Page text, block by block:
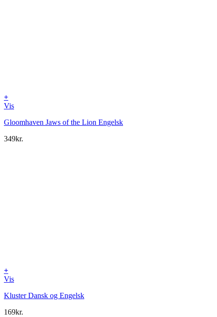
+
Vis
Gloomhaven Jaws of the Lion Engelsk
349kr.
+
Vis
Kluster Dansk og Engelsk
169kr.